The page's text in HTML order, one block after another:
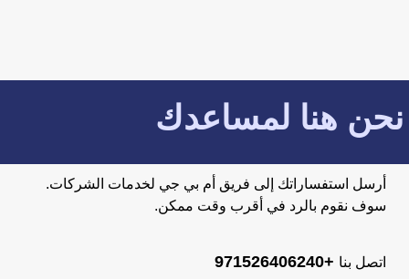
نحن هنا لمساعدك
أرسل استفساراتك إلى فريق أم بي جي لخدمات الشركات.
سوف نقوم بالرد في أقرب وقت ممكن.
اتصل بنا +971526406240